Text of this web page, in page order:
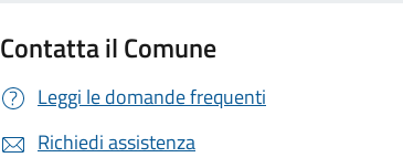
Contatta il Comune
Leggi le domande frequenti
Richiedi assistenza